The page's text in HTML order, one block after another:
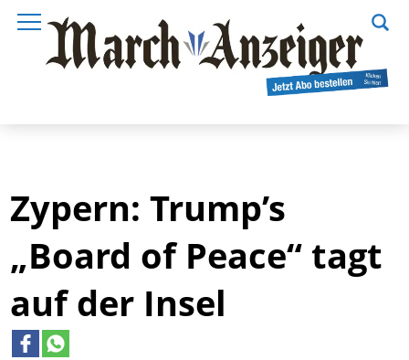
Zypern: Trump’s
„Board of Peace“ tagt
auf der Insel